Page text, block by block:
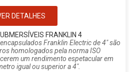
DETALHES
FRANKLIN 4
Franklin Electric de 4" são
homologados pela norma ISO
um rendimento espetacular em
igual ou superior a 4".